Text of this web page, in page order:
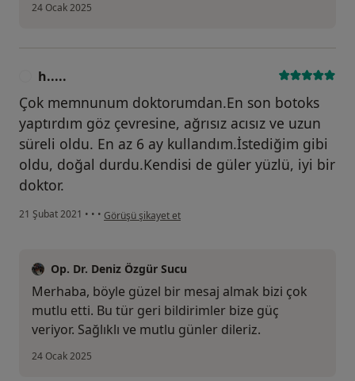
24 Ocak 2025
h.....
Çok memnunum doktorumdan.En son botoks
yaptırdım göz çevresine, ağrısız acısız ve uzun
süreli oldu. En az 6 ay kullandım.İstediğim gibi
oldu, doğal durdu.Kendisi de güler yüzlü, iyi bir
doktor.
21 Şubat 2021 • • • kullanıcının görüşüne göre h.....
Görüşü şikayet et
Op. Dr. Deniz Özgür Sucu
Merhaba, böyle güzel bir mesaj almak bizi çok
mutlu etti. Bu tür geri bildirimler bize güç
veriyor. Sağlıklı ve mutlu günler dileriz.
24 Ocak 2025